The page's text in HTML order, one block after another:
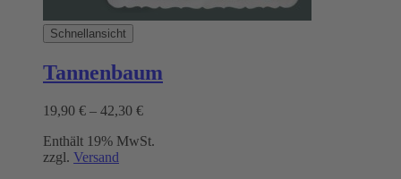
Schnellansicht
Tannenbaum
19,90 € – 42,30 €Preisspanne:
bis
Enthält 19% MwSt.
zzgl. Versand